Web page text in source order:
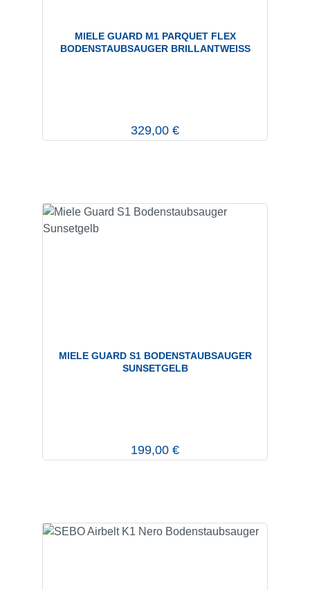
MIELE GUARD M1 PARQUET FLEX
BODENSTAUBSAUGER BRILLANTWEISS
Regulärer Preis:
329,00 €
MIELE GUARD S1 BODENSTAUBSAUGER
SUNSETGELB
Regulärer Preis:
199,00 €